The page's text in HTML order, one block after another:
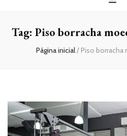
Tag: Piso borracha
Página inicial/ Piso borracha